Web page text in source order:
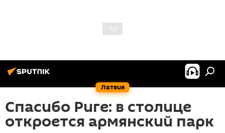
Латвия
Спасибо Риге: в столице
откроется армянский парк